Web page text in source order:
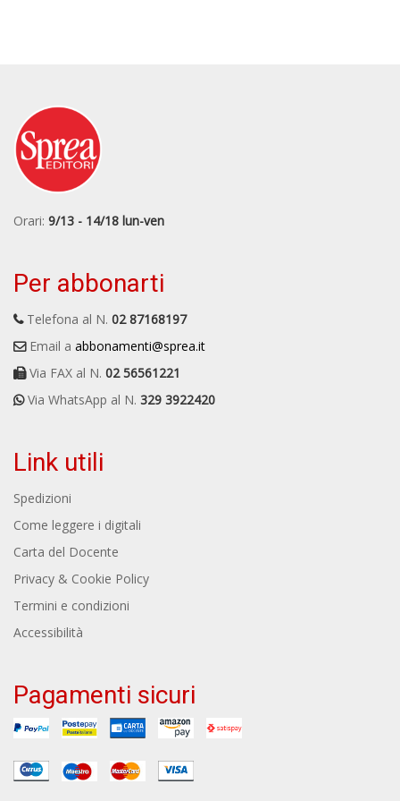
Orari: 9/13 - 14/18 lun-ven
Per abbonarti
Telefona al N. 02 87168197
Email a abbonamenti@sprea.it
Via FAX al N. 02 56561221
Via WhatsApp al N. 329 3922420
Link utili
Spedizioni
Come leggere i digitali
Carta del Docente
Privacy & Cookie Policy
Termini e condizioni
Accessibilità
Pagamenti sicuri